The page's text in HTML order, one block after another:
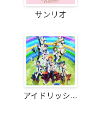
サンリオ
アイドリッシ...